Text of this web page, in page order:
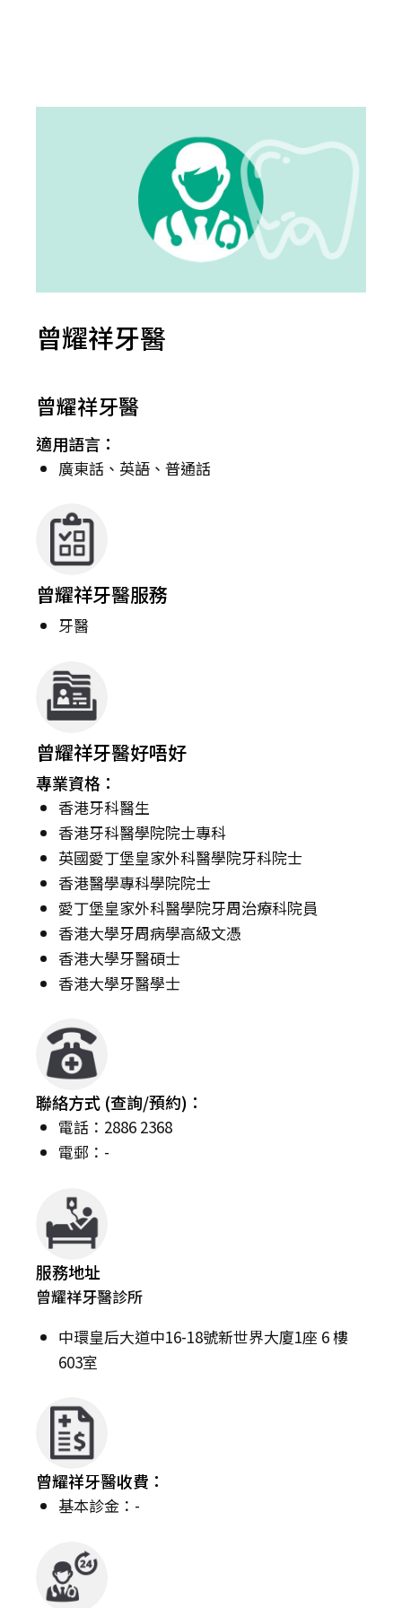
曾耀祥牙醫
曾耀祥牙醫
適用語言：
廣東話、英語、普通話
曾耀祥牙醫服務
牙醫
曾耀祥牙醫好唔好
專業資格：
香港牙科醫生
香港牙科醫學院院士專科
英國愛丁堡皇家外科醫學院牙科院士
香港醫學專科學院院士
愛丁堡皇家外科醫學院牙周治療科院員
香港大學牙周病學高級文憑
香港大學牙醫碩士
香港大學牙醫學士
聯絡方式 (查詢/預約)：
電話：2886 2368
電郵：-
服務地址
曾耀祥牙醫診所
中環皇后大道中16-18號新世界大廈1座 6 樓
603室
曾耀祥牙醫收費：
基本診金：-